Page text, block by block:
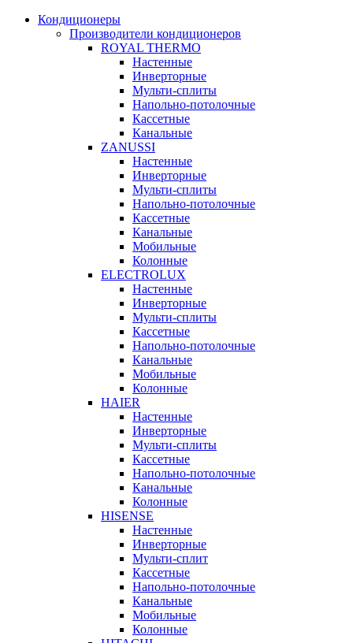
Кондиционеры
Производители кондиционеров
ROYAL THERMO
Настенные
Инверторные
Мульти-сплиты
Напольно-потолочные
Кассетные
Канальные
ZANUSSI
Настенные
Инверторные
Мульти-сплиты
Напольно-потолочные
Кассетные
Канальные
Мобильные
Колонные
ELECTROLUX
Настенные
Инверторные
Мульти-сплиты
Кассетные
Напольно-потолочные
Канальные
Мобильные
Колонные
HAIER
Настенные
Инверторные
Мульти-сплиты
Кассетные
Напольно-потолочные
Канальные
Колонные
HISENSE
Настенные
Инверторные
Мульти-сплит
Кассетные
Напольно-потолочные
Канальные
Мобильные
Колонные